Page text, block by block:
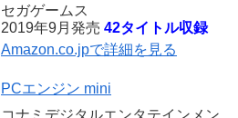
セガゲームス
2019年9月発売 42タイトル収録
Amazon.co.jpで詳細を見る
PCエンジン mini
コナミデジタルエンタテインメン